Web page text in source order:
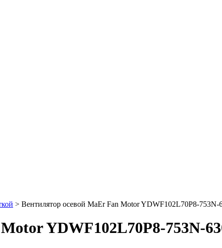
> Вентилятор осевой MaEr Fan Motor YDWF102L70P8-753N-
YDWF102L70P8-753N-